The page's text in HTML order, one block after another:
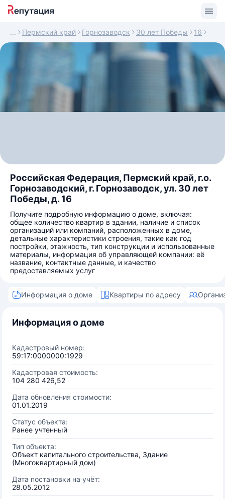
Пермский край Горнозаводск 30 лет Победы 16
Российская Федерация, Пермский край, г.о.
Горнозаводский, г. Горнозаводск, ул. 30 лет
Победы, д. 16
Получите подробную информацию о доме, включая:
общее количество квартир в здании, наличие и список
организаций или компаний, расположенных в доме,
детальные характеристики строения, такие как год
постройки, этажность, тип конструкции и использованные
материалы, информация об управляющей компании: её
название, контактные данные, и качество
предоставляемых услуг
Информация о доме Квартиры по адресу
Информация о доме
Кадастровый номер:
59:17:0000000:1929
Кадастровая стоимость:
104 280 426,52
Дата обновления стоимости:
01.01.2019
Статус объекта:
Ранее учтенный
Тип объекта:
Объект капитального строительства, Здание
(Многоквартирный дом)
Дата постановки на учёт:
28.05.2012